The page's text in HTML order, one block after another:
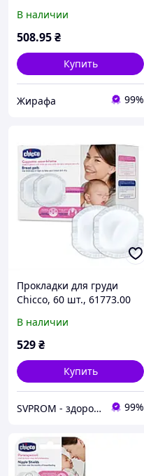
В наличии
508.95₴
Купить
Жирафа 99%
Прокладки для груди
Chicco, 60 шт., 61773.00
В наличии
529₴
Купить
SVPROM - здоровье и дом 99%